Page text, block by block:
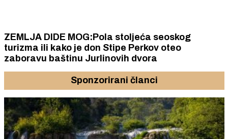
ZEMLJA DIDE MOG:Pola stoljeća seoskog
turizma ili kako je don Stipe Perkov oteo
zaboravu baštinu Jurlinovih dvora
Sponzorirani članci